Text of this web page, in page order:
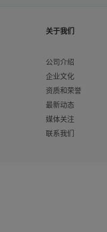
关于我们
公司介绍
企业文化
资质和荣誉
最新动态
媒体关注
联系我们